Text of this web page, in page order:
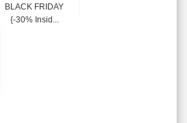
BLACK FRIDAY
{-30% Insid...